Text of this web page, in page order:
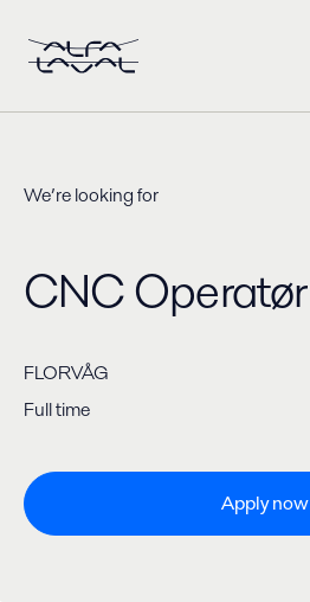
We’re looking for
CNC Operatør
FLORVÅG
Full time
Apply now